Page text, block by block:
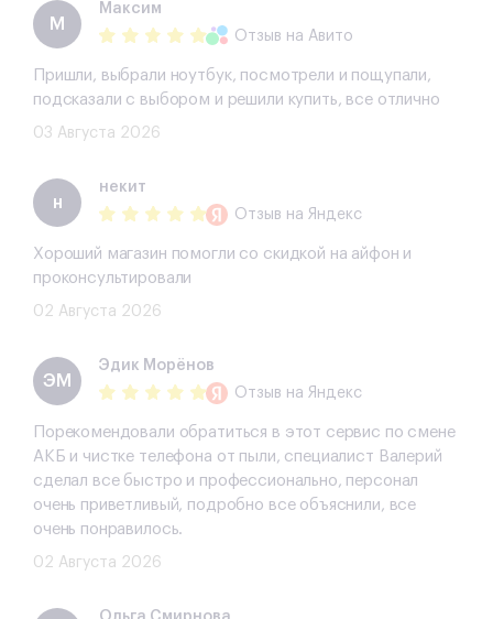
М
Максим
Отзыв на Авито
Пришли, выбрали ноутбук, посмотрели и пощупали,
подсказали с выбором и решили купить, все отлично
03 Августа 2026
н
некит
Отзыв на Яндекс
Хороший магазин помогли со скидкой на айфон и
проконсультировали
02 Августа 2026
ЭМ
Эдик Морёнов
Отзыв на Яндекс
Порекомендовали обратиться в этот сервис по смене
АКБ и чистке телефона от пыли, специалист Валерий
сделал все быстро и профессионально, персонал
очень приветливый, подробно все объяснили, все
очень понравилось.
02 Августа 2026